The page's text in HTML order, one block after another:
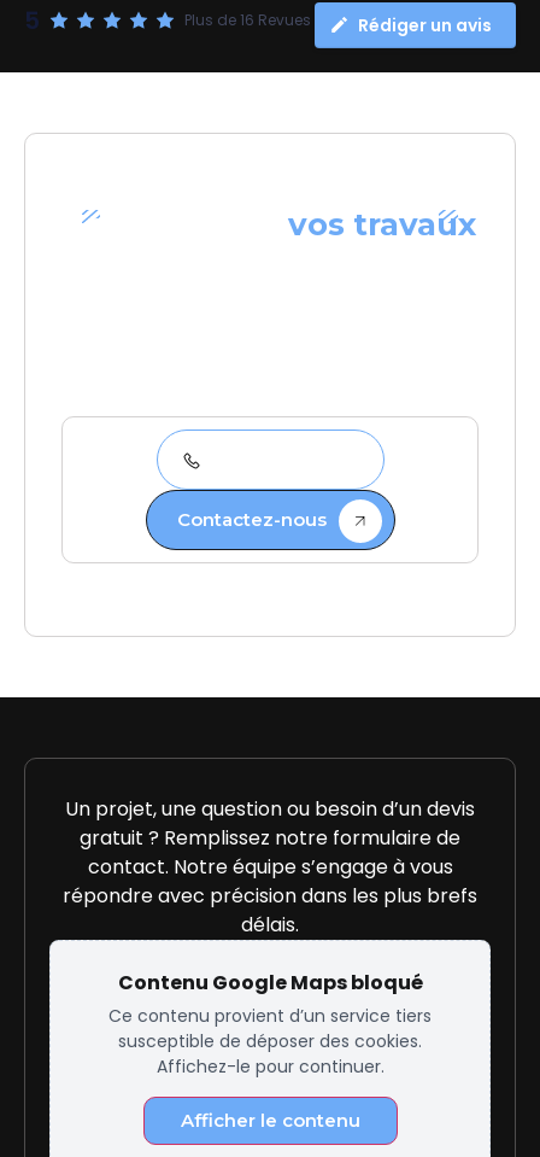
5 Plus de 16 Revues Rédiger un avis
VOTRE PARTENAIRE DE CONFIANCE
Confiez-nous vos travaux
Contactez-nous
Un projet, une question ou besoin d’un devis
gratuit ? Remplissez notre formulaire de
contact. Notre équipe s’engage à vous
répondre avec précision dans les plus brefs
délais.
Contenu Google Maps bloqué
Ce contenu provient d’un service tiers
susceptible de déposer des cookies.
Affichez-le pour continuer.
Afficher le contenu